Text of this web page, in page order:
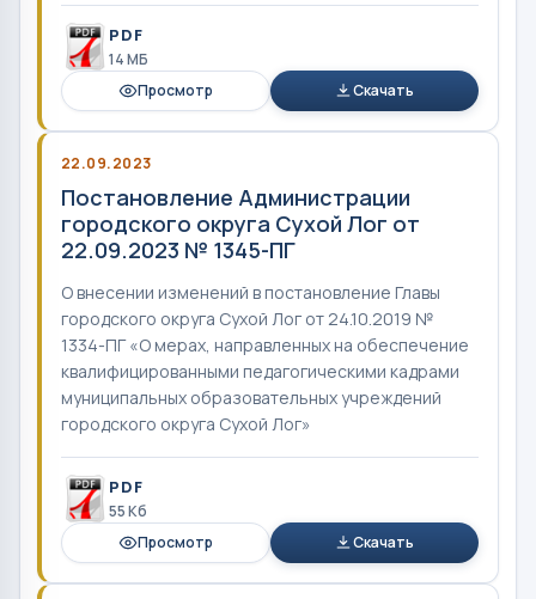
PDF
14 MБ
Просмотр
Скачать
22.09.2023
Постановление Администрации
городского округа Сухой Лог от
22.09.2023 № 1345-ПГ
О внесении изменений в постановление Главы
городского округа Сухой Лог от 24.10.2019 №
1334-ПГ «О мерах, направленных на обеспечение
квалифицированными педагогическими кадрами
муниципальных образовательных учреждений
городского округа Сухой Лог»
PDF
55 Кб
Просмотр
Скачать